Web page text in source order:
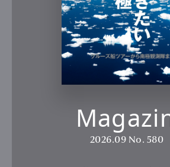
2026.09 No. 580